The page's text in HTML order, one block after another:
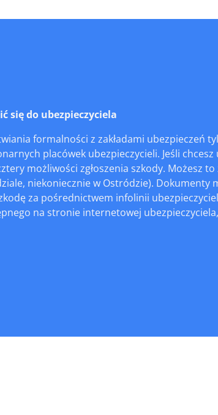
się do ubezpieczyciela
formalności z zakładami ubezpieczeń
placówek ubezpieczycieli. Jeśli chcesz
możliwości zgłoszenia szkody. Możesz
niekoniecznie w Ostródzie). Dokumenty
za pośrednictwem infolinii
na stronie internetowej